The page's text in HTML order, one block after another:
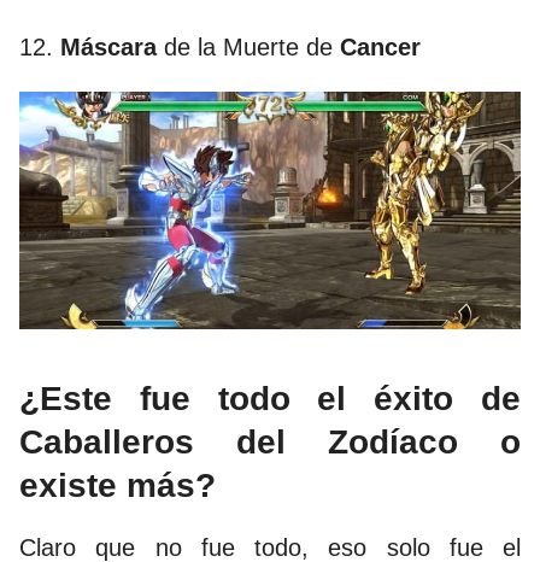
12. Máscarade la Muerte de Cancer
¿Este fue todo el éxito de
Caballeros del Zodíaco o
existe más?
Claro que no fue todo, eso solo fue el